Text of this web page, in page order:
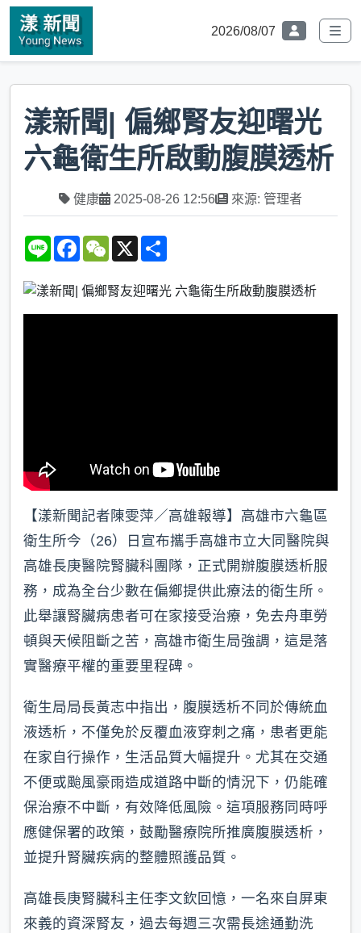
2026/08/07
漾新聞| 偏鄉腎友迎曙光
六龜衛生所啟動腹膜透析
健康 2025-08-26 12:56 來源: 管理者
L
F
b
W
a
X
e
【漾新聞記者陳雯萍／高雄報導】高雄市六龜區
衛生所今（26）日宣布攜手高雄市立大同醫院與
高雄長庚醫院腎臟科團隊，正式開辦腹膜透析服
務，成為全台少數在偏鄉提供此療法的衛生所。
此舉讓腎臟病患者可在家接受治療，免去舟車勞
頓與天候阻斷之苦，高雄市衛生局強調，這是落
實醫療平權的重要里程碑。
衛生局局長黃志中指出，腹膜透析不同於傳統血
液透析，不僅免於反覆血液穿刺之痛，患者更能
在家自行操作，生活品質大幅提升。尤其在交通
不便或颱風豪雨造成道路中斷的情況下，仍能確
保治療不中斷，有效降低風險。這項服務同時呼
應健保署的政策，鼓勵醫療院所推廣腹膜透析，
並提升腎臟疾病的整體照護品質。
高雄長庚腎臟科主任李文欽回憶，一名來自屏東
來義的資深腎友，過去每週三次需長途通勤洗